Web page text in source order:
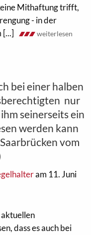
Mithaftung trifft,
- in der
weiterlesen
bei einer halben
nur
seinerseits ein
werden kann
vom
am 11. Juni
aktuellen
dass es auch bei